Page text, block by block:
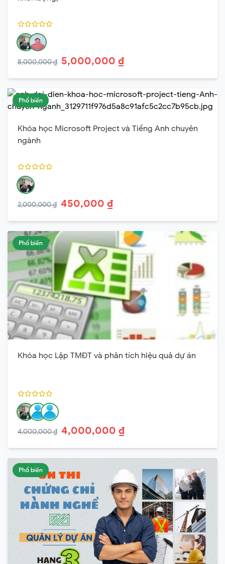
8,000,000 ₫ 5,000,000 ₫
Phổ biến
Khóa học Microsoft Project và Tiếng Anh chuyên
ngành
2,000,000 ₫ 450,000 ₫
Phổ biến
Khóa học Lập TMĐT và phân tích hiệu quả dự án
4,000,000 ₫ 4,000,000 ₫
Phổ biến